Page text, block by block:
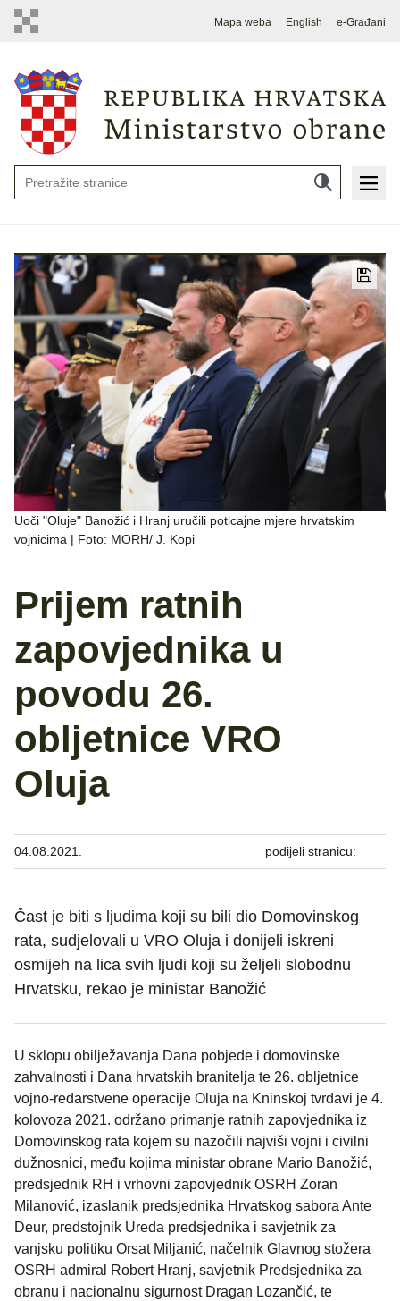
Mapa weba English e-Građani
Uoči "Oluje" Banožić i Hranj uručili poticajne mjere hrvatskim
vojnicima | Foto: MORH/ J. Kopi
Prijem ratnih
zapovjednika u
povodu 26.
obljetnice VRO
Oluja
04.08.2021. podijeli stranicu:
Čast je biti s ljudima koji su bili dio Domovinskog
rata, sudjelovali u VRO Oluja i donijeli iskreni
osmijeh na lica svih ljudi koji su željeli slobodnu
Hrvatsku, rekao je ministar Banožić
U sklopu obilježavanja Dana pobjede i domovinske
zahvalnosti i Dana hrvatskih branitelja te 26. obljetnice
vojno-redarstvene operacije Oluja na Kninskoj tvrđavi je 4.
kolovoza 2021. održano primanje ratnih zapovjednika iz
Domovinskog rata kojem su nazočili najviši vojni i civilni
dužnosnici, među kojima ministar obrane Mario Banožić,
predsjednik RH i vrhovni zapovjednik OSRH Zoran
Milanović, izaslanik predsjednika Hrvatskog sabora Ante
Deur, predstojnik Ureda predsjednika i savjetnik za
vanjsku politiku Orsat Miljanić, načelnik Glavnog stožera
OSRH admiral Robert Hranj, savjetnik Predsjednika za
obranu i nacionalnu sigurnost Dragan Lozančić, te